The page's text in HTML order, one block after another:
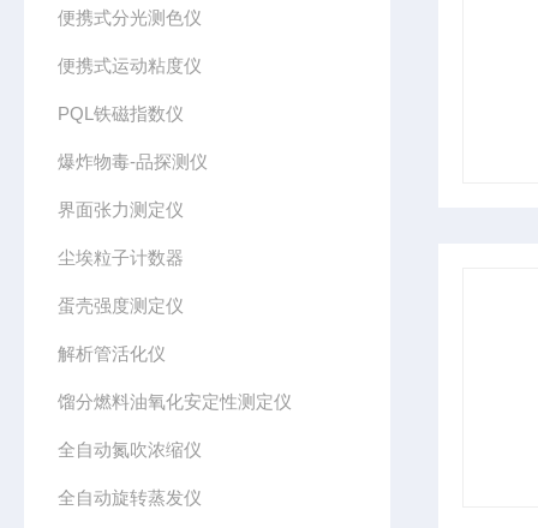
便携式分光测色仪
便携式运动粘度仪
PQL铁磁指数仪
爆炸物毒-品探测仪
界面张力测定仪
尘埃粒子计数器
蛋壳强度测定仪
解析管活化仪
馏分燃料油氧化安定性测定仪
全自动氮吹浓缩仪
全自动旋转蒸发仪